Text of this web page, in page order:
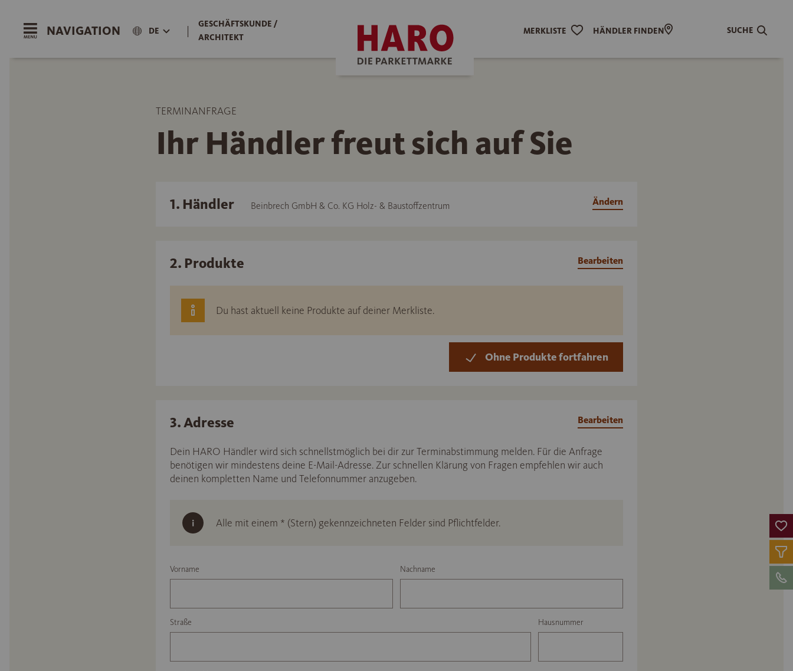
NAVIGATION DE |
GESCHÄFTSKUNDE /
ARCHITEKT
MERKLISTE HÄNDLER FINDEN SUCHE
TERMINANFRAGE
Ihr Händler freut sich auf Sie
1. Händler Beinbrech GmbH & Co. KG Holz- & Baustoffzentrum Ändern
2. Produkte Bearbeiten
Du hast aktuell keine Produkte auf deiner Merkliste.
Ohne Produkte fortfahren
3. Adresse Bearbeiten
Dein HARO Händler wird sich schnellstmöglich bei dir zur Terminabstimmung melden. Für die Anfrage
benötigen wir mindestens deine E-Mail-Adresse. Zur schnellen Klärung von Fragen empfehlen wir auch
deinen kompletten Name und Telefonnummer anzugeben.
Alle mit einem * (Stern) gekennzeichneten Felder sind Pflichtfelder.
Vorname Nachname
Straße Hausnummer